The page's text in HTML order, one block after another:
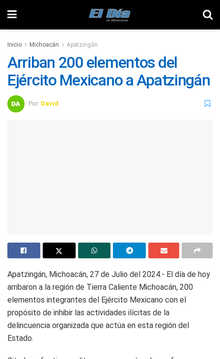
Inicio Michoacán Apatzingán
Arriban 200 elementos del
Ejército Mexicano a Apatzingán
Por: David
Apatzingán, Michoacán, 27 de Julio del 2024.- El día de hoy
arribaron a la región de Tierra Caliente Michoacán, 200
elementos integrantes del Ejército Mexicano con el
propósito de inhibir las actividades ilícitas de la
delincuencia organizada que actúa en esta región del
Estado.